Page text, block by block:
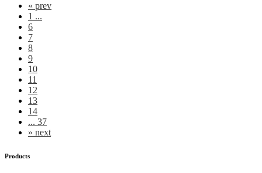
« prev
1 ...
6
7
8
9
10
11
12
13
14
... 37
» next
Products